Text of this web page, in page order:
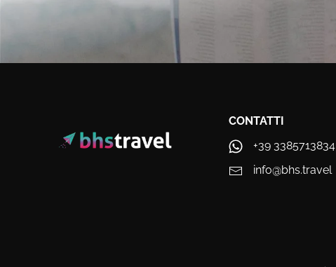
CONTATTI
+39 3385713834
info@bhs.travel